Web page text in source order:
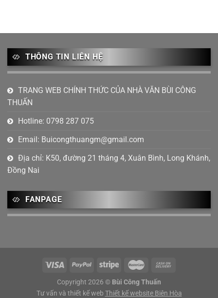
Tháng 10 2023(3)
Tháng 9 2023
Tháng 8 2023(1)
Tháng 7 2023(6)
Tháng 6 2023
Tháng 4 2023(2)
Tháng 2 2023(1)
Tháng 1 2023(2)
Tháng mười một 2022
Tháng 10 2022(1)
Tháng 6 2022(2)
THÔNG TIN LIÊN HỆ
TRANG WEB CHÍNH THỨC CỦA NHÀ VĂN BÙI CÔNG
THUẤN
Hotline: 0798 287 075
Email: Buicongthuangm@gmail.com
Địa chỉ: K50, đường 21 tháng 4, Xuân Bình, Long Khánh,
Đồng Nai
FANPAGE
Copyright 2026 © Bùi Công Thuấn
Tư vấn và thiết kế web Thiết kế website Biên Hòa